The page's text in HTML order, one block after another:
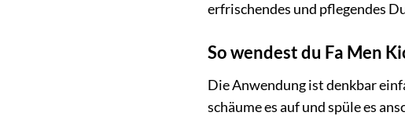
erfrischendes und pflegendes
So wendest du Fa Men
Die Anwendung ist denkbar
schäume es auf und spüle es